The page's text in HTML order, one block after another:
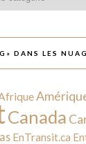
DANS LES
Canada
EnTransit.ca